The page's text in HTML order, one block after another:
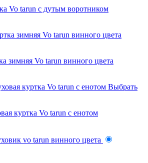
Vo tarun с дутым воротником
зимняя Vo tarun винного цвета
Выбрать
куртка Vo tarun с енотом